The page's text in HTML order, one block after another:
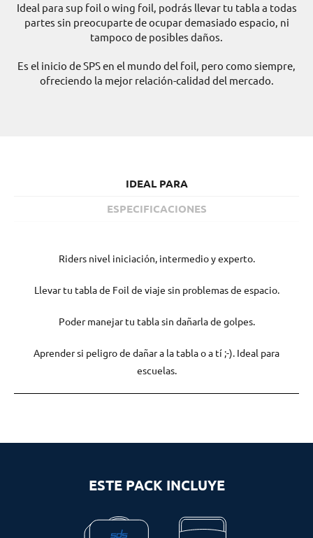
Ideal para sup foil o wing foil, podrás llevar tu tabla a todas
partes sin preocuparte de ocupar demasiado espacio, ni
tampoco de posibles daños.
Es el inicio de SPS en el mundo del foil, pero como siempre,
ofreciendo la mejor relación-calidad del mercado.
IDEAL PARA
ESPECIFICACIONES
Riders nivel iniciación, intermedio y experto.
Llevar tu tabla de Foil de viaje sin problemas de espacio.
Poder manejar tu tabla sin dañarla de golpes.
Aprender si peligro de dañar a la tabla o a tí ;-). Ideal para
escuelas.
ESTE PACK INCLUYE